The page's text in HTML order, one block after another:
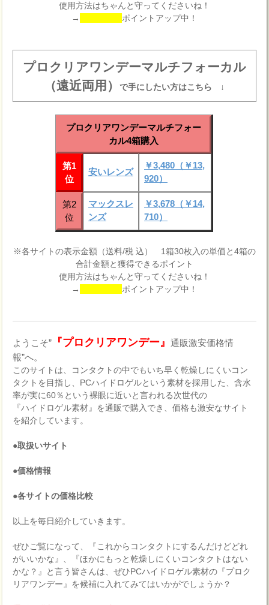
使用方法はちゃんと守ってくださいね！
→
ポイントアップ中！
プロクリアワンデーマルチフォーカル
（遠近両用）で手にしたい方はこちら ↓
プロクリアワンデーマルチフォー
カル4箱購入
第1
位
安いレンズ
￥3,480（￥13,
920）
第2
位
マックスレ
ンズ
￥3,678（￥14,
710）
※各サイトの表示金額（送料/税 込） 1箱30枚入の単価と4箱の
合計金額と獲得できるポイント
使用方法はちゃんと守ってくださいね！
→
ポイントアップ中！
ようこそ” 『プロクリアワンデー』通販激安価格情
報”へ。
このサイトは、コンタクトの中でもいち早く乾燥しにくいコン
タクトを目指し、PCハイドロゲルという素材を採用した、含水
率が実に60％という裸眼に近いと言われる次世代の
『ハイドロゲル素材』を通販で購入でき、価格も激安なサイト
を紹介しています。
●取扱いサイト
●価格情報
●各サイトの価格比較
以上を毎日紹介していきます。
ぜひご覧になって、『これからコンタクトにするんだけどどれ
がいいかな』、『ほかにもっと乾燥しにくいコンタクトはない
かな？』と言う皆さんは、ぜひPCハイドロゲル素材の『プロク
リアワンデー』を候補に入れてみてはいかがでしょうか？